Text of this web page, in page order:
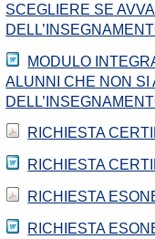
SCEGLIERE SE
MODULO
ALUNNI CHE NON SI
RICHIESTA
RICHIESTA
RICHIESTA
RICHIESTA